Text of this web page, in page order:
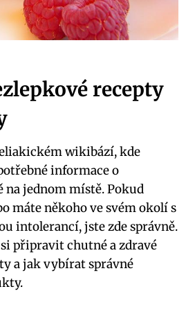
recepty
wikibází, kde
informace o
na jednom místě. Pokud
máte někoho ve svém okolí s
intolerancí, jste zde správně.
připravit chutné a zdravé
a jak vybírat správné